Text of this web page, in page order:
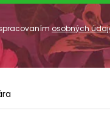
osobných